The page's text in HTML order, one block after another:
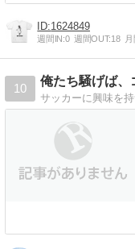
1624849
週間IN:0 週間OUT:18
10
俺たち騒げば、
サッカーに興味を